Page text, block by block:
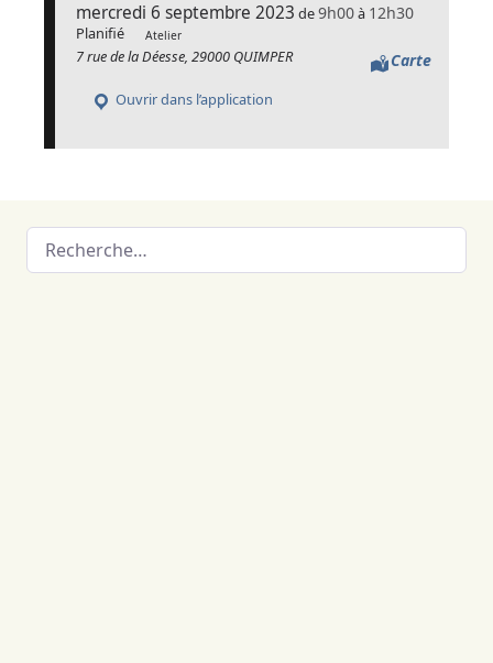
mercredi 6 septembre 2023 de9h00à 12h30
Planifié Atelier
7 rue de la Déesse, 29000 QUIMPER Carte
Ouvrir dans l’application